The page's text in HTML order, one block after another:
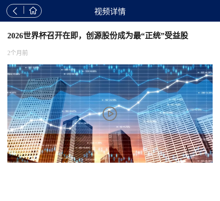
  视频详情
2026世界杯召开在即，创源股份成为最“正统”受益股
2个月前
